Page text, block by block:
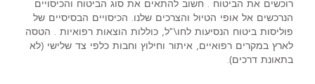
רוכשים את הביטוח . חשוב להתאים את סוג הביטוח והכיסויים
הנרכשים אל אופי הטיול והצרכים שלנו. הכיסויים הבסיסיים של
פוליסות ביטוח הנסיעות לחו\"ל, כוללות הוצאות רפואיות . הטסה
לארץ במקרים רפואיים, איתור וחילוץ וחבות כלפי צד שלישי (לא
בתאונת דרכים).